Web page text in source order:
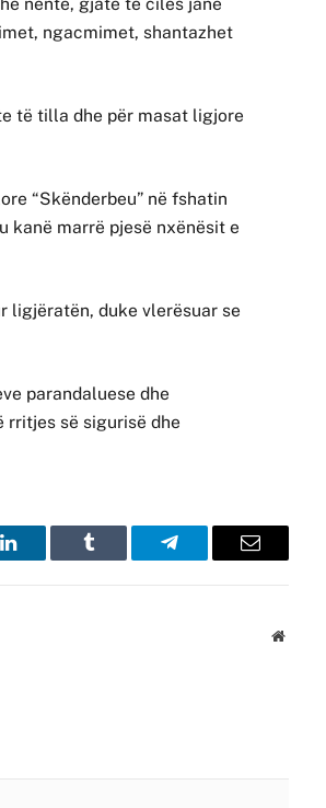
ngacmimet, shantazhet
të tilla dhe për masat ligjore
“Skënderbeu” në fshatin
kanë marrë pjesë nxënësit e
ligjëratën, duke vlerësuar se
parandaluese dhe
rritjes së sigurisë dhe
LinkedIn Tumblr Telegram Email
Website